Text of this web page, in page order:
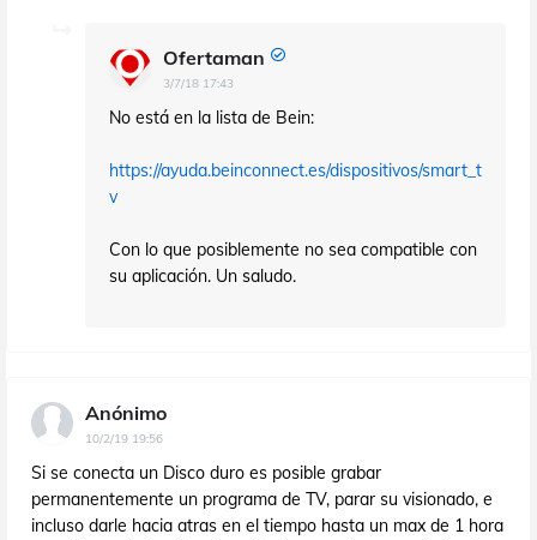
Ofertaman
3/7/18 17:43
No está en la lista de Bein:
https://ayuda.beinconnect.es/dispositivos/smart_t
v
Con lo que posiblemente no sea compatible con
su aplicación. Un saludo.
Anónimo
10/2/19 19:56
Si se conecta un Disco duro es posible grabar
permanentemente un programa de TV, parar su visionado, e
incluso darle hacia atras en el tiempo hasta un max de 1 hora